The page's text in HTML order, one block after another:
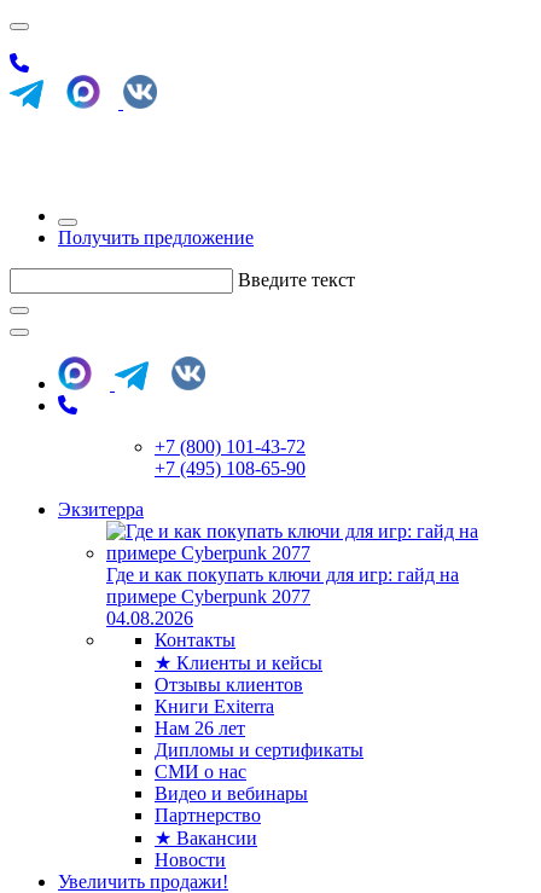
Получить предложение
Введите текст
+7 (800) 101-43-72
+7 (495) 108-65-90
Экзитерра
Где и как покупать ключи для игр: гайд на
примере Cyberpunk 2077
04.08.2026
Контакты
★ Клиенты и кейсы
Отзывы клиентов
Книги Exiterra
Нам 26 лет
Дипломы и сертификаты
СМИ о нас
Видео и вебинары
Партнерство
★ Вакансии
Новости
Увеличить продажи!